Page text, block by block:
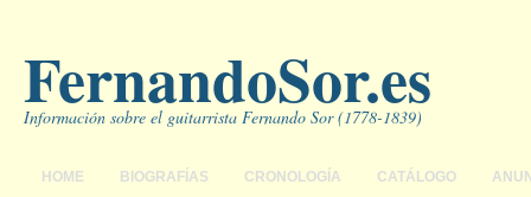
FernandoSor.es
Información sobre el guitarrista Fernando Sor (1778-1839)
HOME BIOGRAFÍAS CRONOLOGÍA CATÁLOGO